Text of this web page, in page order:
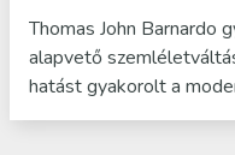
Thomas John Barnardo
alapvető
hatást gyakorolt a